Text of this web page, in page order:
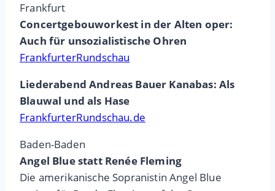
Frankfurt
Concertgebouworkest in der Alten oper:
Auch für unsozialistische Ohren
FrankfurterRundschau
Liederabend Andreas Bauer Kanabas: Als
Blauwal und als Hase
FrankfurterRundschau.de
Baden-Baden
Angel Blue statt Renée Fleming
Die amerikanische Sopranistin Angel Blue